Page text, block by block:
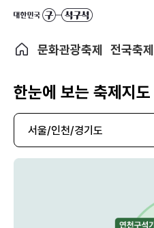
문화관광축제 전국축제
한눈에 보는 축제지도
서울/인천/경기도